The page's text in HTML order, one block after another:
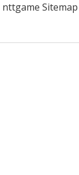
nttgame Sitemap